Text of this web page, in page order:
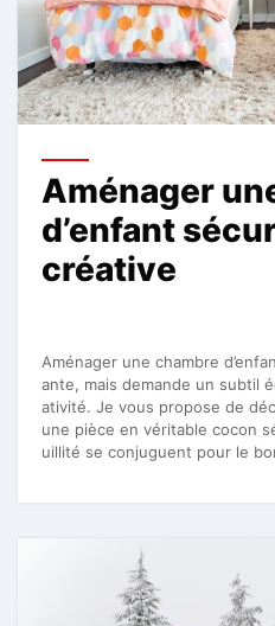
Aménager
d’enfant
créative
Aménager une chambre
ante, mais demande un subtil
ativité. Je vous propose de
une pièce en véritable cocon
uillité se conjuguent pour le